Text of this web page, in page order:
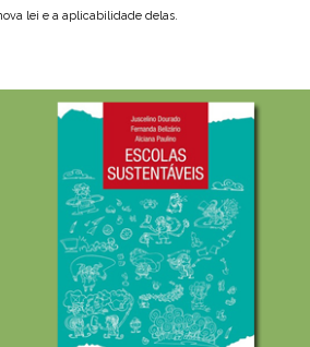
lei e a aplicabilidade delas.